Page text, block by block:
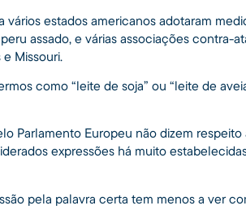
vários estados americanos adotaram
assado, e várias associações contra-
Missouri.
como “leite de soja” ou “leite de
Parlamento Europeu não dizem
expressões há muito
pela palavra certa tem menos a ver